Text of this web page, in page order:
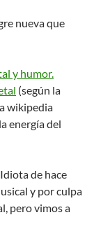
nueva que
y humor.
(según la
wikipedia
energía del
de hace
y por culpa
pero vimos a